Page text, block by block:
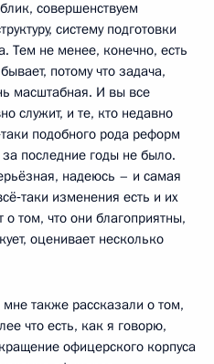
совершенствуем
систему подготовки
Тем не менее, конечно, есть
потому что задача,
масштабная. И вы все
служит, и те, кто недавно
подобного рода реформ
последние годы не было.
надеюсь – и самая
изменения есть и их
о том, что они благоприятны,
оценивает несколько
также рассказали о том,
что есть, как я говорю,
офицерского корпуса